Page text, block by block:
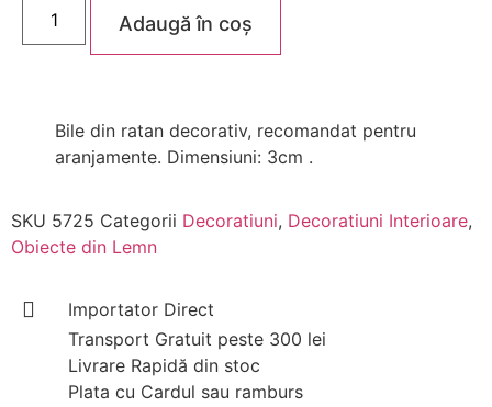
Adaugă în coș
Bile din ratan decorativ, recomandat pentru
aranjamente. Dimensiuni: 3cm .
SKU 5725 Categorii Decoratiuni, Decoratiuni Interioare,
Obiecte din Lemn
Importator Direct
Transport Gratuit peste 300 lei
Livrare Rapidă din stoc
Plata cu Cardul sau ramburs